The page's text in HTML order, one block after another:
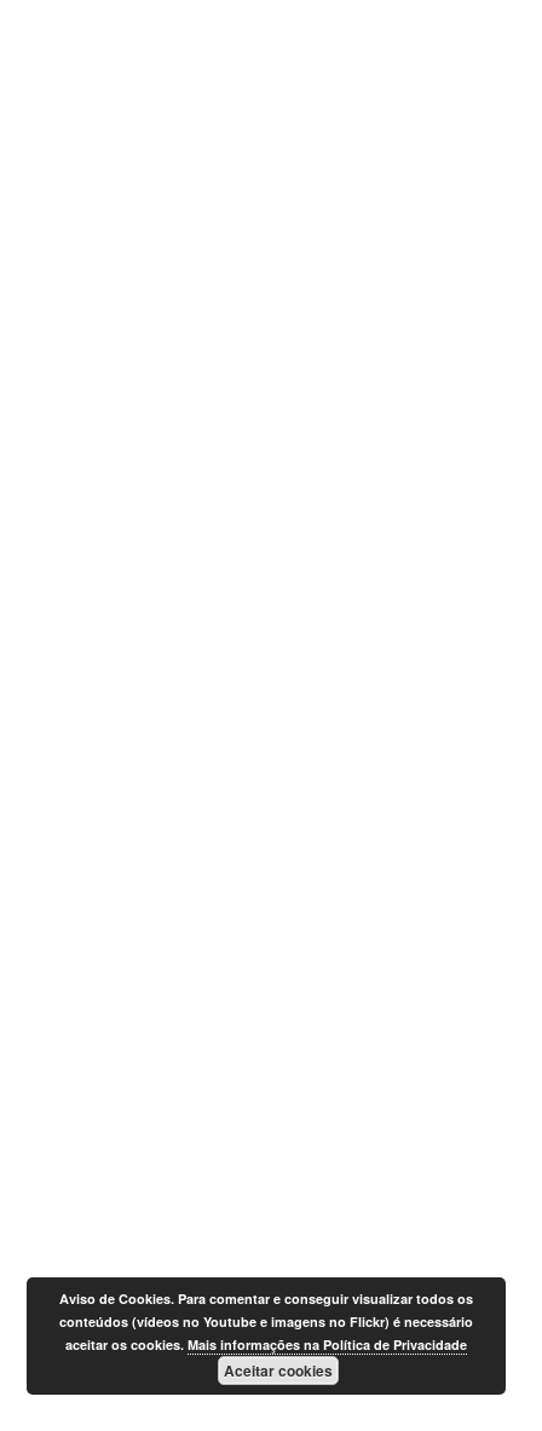
Aviso de Cookies. Para comentar e conseguir visualizar todos os
conteúdos (vídeos no Youtube e imagens no Flickr) é necessário
aceitar os cookies.Mais informações na Política de Privacidade
Aceitar cookies